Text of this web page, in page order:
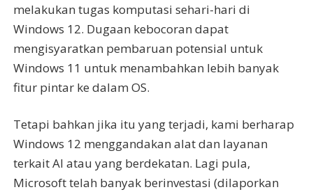
melakukan tugas komputasi sehari-hari di
Windows 12. Dugaan kebocoran dapat
mengisyaratkan pembaruan potensial untuk
Windows 11 untuk menambahkan lebih banyak
fitur pintar ke dalam OS.
Tetapi bahkan jika itu yang terjadi, kami berharap
Windows 12 menggandakan alat dan layanan
terkait AI atau yang berdekatan. Lagi pula,
Microsoft telah banyak berinvestasi (dilaporkan